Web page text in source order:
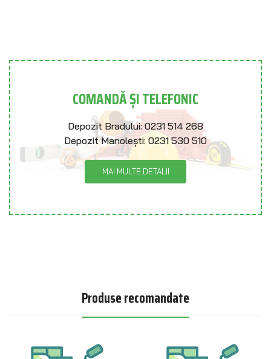
COMANDĂ ȘI TELEFONIC
Depozit Bradului: 0231 514 268
Depozit Manolești: 0231 530 510
MAI MULTE DETALII
Produse recomandate